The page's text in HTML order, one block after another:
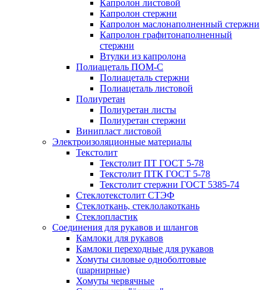
Капролон листовой
Капролон стержни
Капролон маслонаполненный стержни
Капролон графитонаполненный
стержни
Втулки из капролона
Полиацеталь ПОМ-С
Полиацеталь стержни
Полиацеталь листовой
Полиуретан
Полиуретан листы
Полиуретан стержни
Винипласт листовой
Электроизоляционные материалы
Текстолит
Текстолит ПТ ГОСТ 5-78
Текстолит ПТК ГОСТ 5-78
Текстолит стержни ГОСТ 5385-74
Стеклотекстолит СТЭФ
Стеклоткань, стеклолакоткань
Стеклопластик
Соединения для рукавов и шлангов
Камлоки для рукавов
Камлоки переходные для рукавов
Хомуты силовые одноболтовые
(шарнирные)
Хомуты червячные